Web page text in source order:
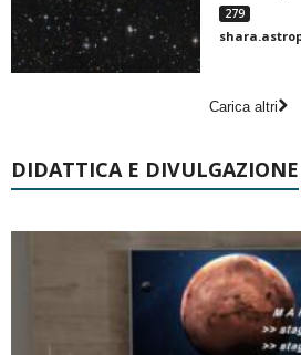
279
Carica altri
DIDATTICA E DIVULGAZIONE